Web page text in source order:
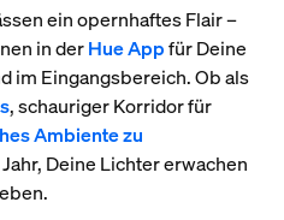
ein opernhaftes Flair –
in derHue Appfür Deine
im Eingangsbereich. Ob als
, schauriger Korridor für
Ambiente zu
Deine Lichter erwachen